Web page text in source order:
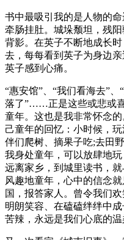
书中最吸引我的是人物的
牵肠挂肚。城垛颓坦，残
背影。在英子不断地成长
去，每每看到英子为身边
英子感到心痛。
“惠安馆”、“我们看海去”
落了”……正是这些或悲或
童年。这也是我非常怀念
己童年的回忆：小时候，
伴们爬树、摘果子吃;去田野
我身处童年，可以放肆地
远离家乡，到城里读书，
风趣地童年，心中的信念
国，报答家人。曾令我们
明朗笑容、在磕磕绊绊中
苦辣，永远是我们心底的温